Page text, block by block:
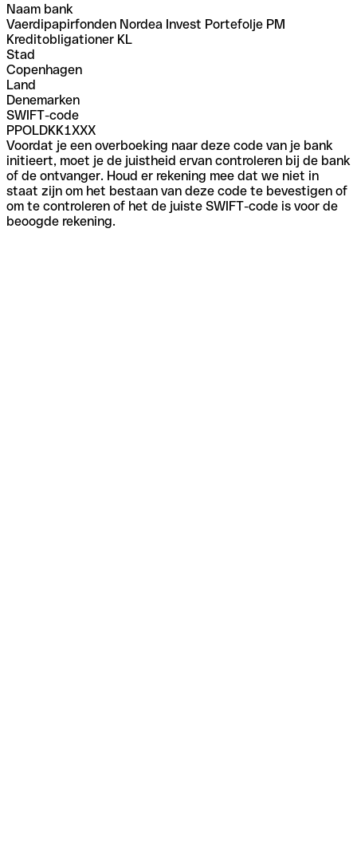
Naam bank
Vaerdipapirfonden Nordea Invest Portefolje PM
Kreditobligationer KL
Stad
Copenhagen
Land
Denemarken
SWIFT-code
PPOLDKK1XXX
Voordat je een overboeking naar deze code van je bank
initieert, moet je de juistheid ervan controleren bij de bank
of de ontvanger. Houd er rekening mee dat we niet in
staat zijn om het bestaan van deze code te bevestigen of
om te controleren of het de juiste SWIFT-code is voor de
beoogde rekening.